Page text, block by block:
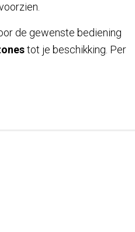
de gewenste bediening
tot je beschikking. Per